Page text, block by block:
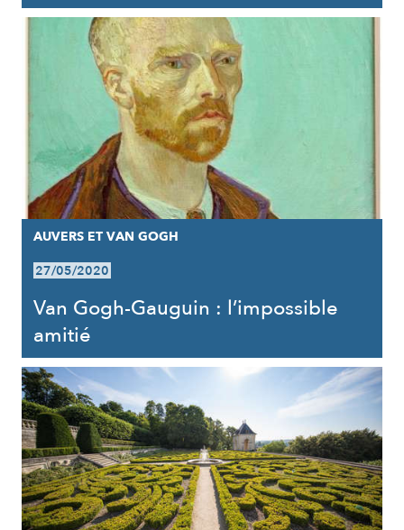
AUVERS ET VAN GOGH
27/05/2020
Van Gogh-Gauguin : l’impossible
amitié